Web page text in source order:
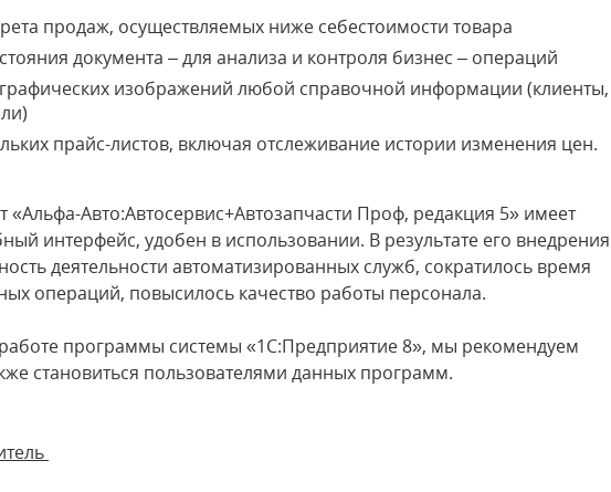
продаж, осуществляемых ниже себестоимости товара
документа – для анализа и контроля бизнес – операций
изображений любой справочной информации (клиенты,
прайс-листов, включая отслеживание истории изменения цен.
Авто:Автосервис+Автозапчасти Проф, редакция 5» имеет
интерфейс, удобен в использовании. В результате его внедрения
деятельности автоматизированных служб, сократилось время
операций, повысилось качество работы персонала.
программы системы «1С:Предприятие 8», мы рекомендуем
становиться пользователями данных программ.